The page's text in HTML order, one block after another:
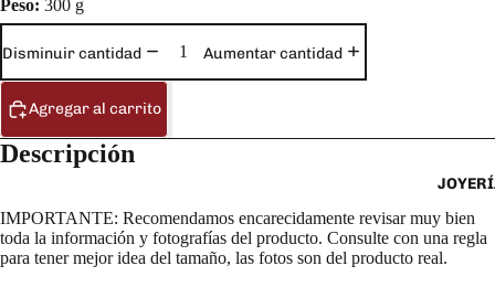
Peso: 300 g
Disminuir cantidad Aumentar cantidad
Agregar al carrito
Descripción
IMPORTANTE: Recomendamos encarecidamente revisar muy bien
toda la información y fotografías del producto. Consulte con una regla
para tener mejor idea del tamaño, las fotos son del producto real.